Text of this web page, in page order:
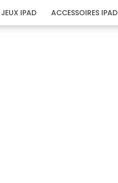
JEUX IPAD ACCESSOIRES IPAD